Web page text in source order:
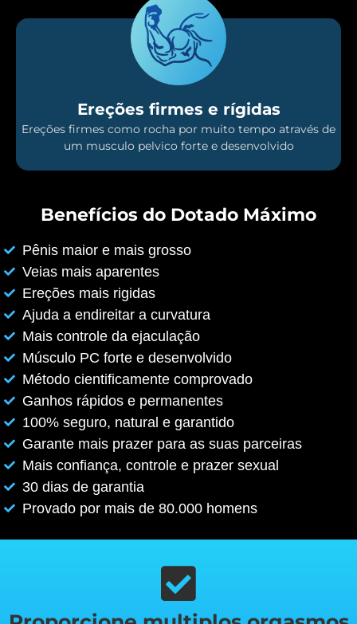
Ereções firmes e rígidas
Ereções firmes como rocha por muito tempo através de
um musculo pelvico forte e desenvolvido
Benefícios do Dotado Máximo
Pênis maior e mais grosso
Veias mais aparentes
Ereções mais rigidas
Ajuda a endireitar a curvatura
Mais controle da ejaculação
Músculo PC forte e desenvolvido
Método cientificamente comprovado
Ganhos rápidos e permanentes
100% seguro, natural e garantido
Garante mais prazer para as suas parceiras
Mais confiança, controle e prazer sexual
30 dias de garantia
Provado por mais de 80.000 homens